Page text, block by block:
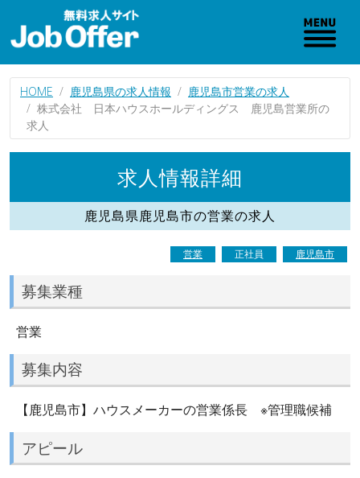
HOME 鹿児島県の求人情報
鹿児島市営業の求人
株式会社 日本ハウスホールディングス 鹿児島営業所の
求人
求人情報詳細
鹿児島県鹿児島市の営業の求人
営業 正社員 鹿児島市
募集業種
営業
募集内容
【鹿児島市】ハウスメーカーの営業係長 ※管理職候補
アピール